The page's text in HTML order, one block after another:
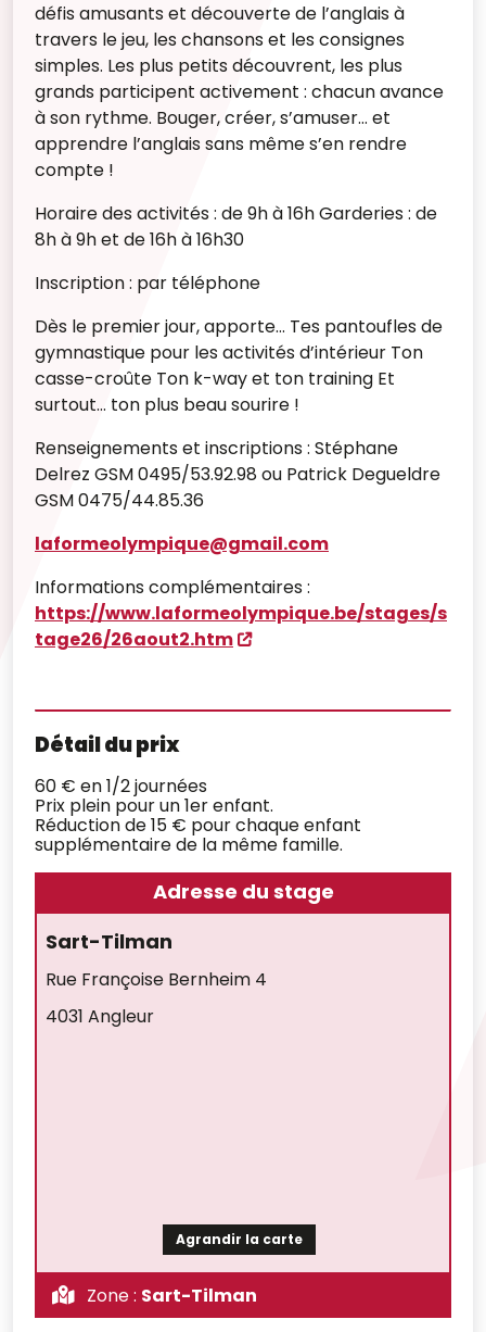
défis amusants et découverte de l’anglais à
travers le jeu, les chansons et les consignes
simples. Les plus petits découvrent, les plus
grands participent activement : chacun avance
à son rythme. Bouger, créer, s’amuser… et
apprendre l’anglais sans même s’en rendre
compte !
Horaire des activités : de 9h à 16h Garderies : de
8h à 9h et de 16h à 16h30
Inscription : par téléphone
Dès le premier jour, apporte... Tes pantoufles de
gymnastique pour les activités d’intérieur Ton
casse-croûte Ton k-way et ton training Et
surtout... ton plus beau sourire !
Renseignements et inscriptions : Stéphane
Delrez GSM 0495/53.92.98 ou Patrick Degueldre
GSM 0475/44.85.36
laformeolympique@gmail.com
Informations complémentaires :
https://www.laformeolympique.be/stages/s
tage26/26aout2.htm
Détail du prix
60 € en 1/2 journées
Prix plein pour un 1er enfant.
Réduction de 15 € pour chaque enfant
supplémentaire de la même famille.
Adresse du stage
Sart-Tilman
Rue Françoise Bernheim 4
4031 Angleur
Agrandir la carte
Zone : Sart-Tilman